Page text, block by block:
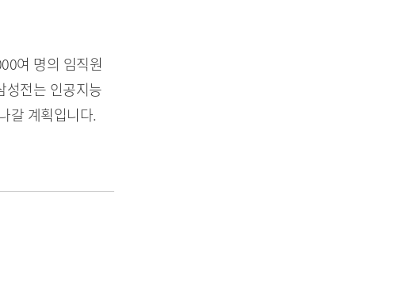
여 명의 임직원
성전는 인공지능
갈 계획입니다.